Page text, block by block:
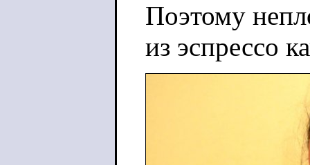
Поэтому
из эспрессо